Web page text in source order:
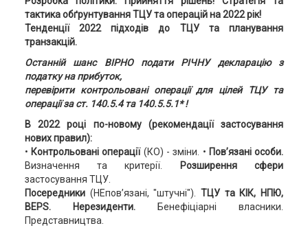
тактика обґрунтування ТЦУ та операцій на 2022 рік!
Тенденції 2022 підходів до ТЦУ та планування
транзакцій.
Останній шанс ВІРНО подати РІЧНУ декларацію з
податку на прибуток,
перевірити контрольовані операції для цілей ТЦУ та
операції за ст. 140.5.4 та 140.5.5.1* !
В 2022 році по-новому (рекомендації застосування
нових правил):
• Контрольовані операції (КО) - зміни. • Пов’язані особи.
Визначення та критерії.
Розширення сфери
застосування ТЦУ.
Посередники (НЕпов’язані, "штучні"). ТЦУ та КІК, НПЮ,
BEPS. Нерезиденти.Бенефіціарні власники.
Представництва.